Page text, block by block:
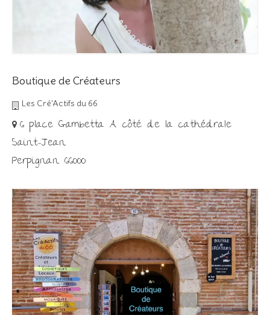
Boutique de Créateurs
Les Cré'Actifs du 66
6 place Gambetta A côté de la cathédrale
Saint-Jean
Perpignan 66000